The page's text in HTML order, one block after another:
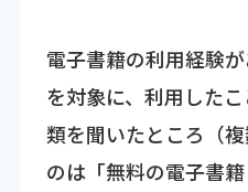
電子書籍の利用経験
を対象に、利用した
類を聞いたところ（
のは「無料の電子書